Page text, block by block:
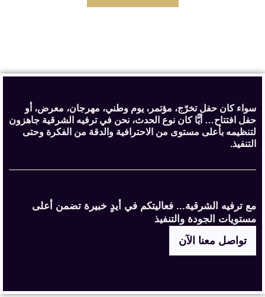
سواء كان حفل تخرّج، مؤتمر، يوم وطني، مهرجان، معرض، أو
حفل افتتاح… أيًّا كان نوع الحدث، نحن في ترفيه الشرقية جاهزون
لتنظيمه بأعلى مستوى من الاحترافية والدقة من الفكرة وحتى
التنفيذ.
مع ترفيه الشرقية... فعاليتكم في أيدٍ خبيرة تضمن أعلى
مستويات الجودة والتنفيذ
تواصل معنا الآن